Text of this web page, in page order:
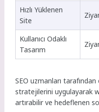
Hızlı Yüklenen
Site
Kullanıcı Odaklı
Tasarım
SEO uzmanları
stratejilerini uygulayarak
artırabilir ve hedeflenen